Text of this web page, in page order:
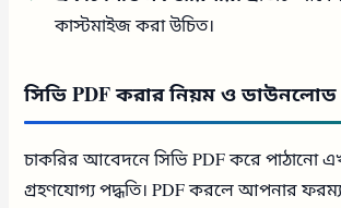
কাস্টমাইজ করা উচিত।
সিভি PDF করার নিয়ম ও ডাউনলোড
চাকরির আবেদনে সিভি PDF করে পাঠানো
গ্রহণযোগ্য পদ্ধতি। PDF করলে আপনার